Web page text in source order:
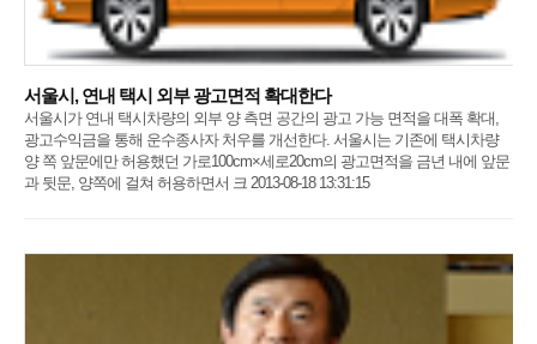
서울시, 연내 택시 외부 광고면적 확대한다
서울시가 연내 택시차량의 외부 양 측면 공간의 광고 가능 면적을 대폭 확대,
광고수익금을 통해 운수종사자 처우를 개선한다. 서울시는 기존에 택시차량
양 쪽 앞문에만 허용했던 가로100cm×세로20cm의 광고면적을 금년 내에 앞문
과 뒷문, 양쪽에 걸쳐 허용하면서 크 2013-08-18 13:31:15